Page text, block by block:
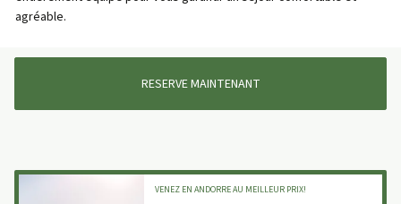
agréable.
RESERVE MAINTENANT
VENEZ EN ANDORRE AU MEILLEUR PRIX!